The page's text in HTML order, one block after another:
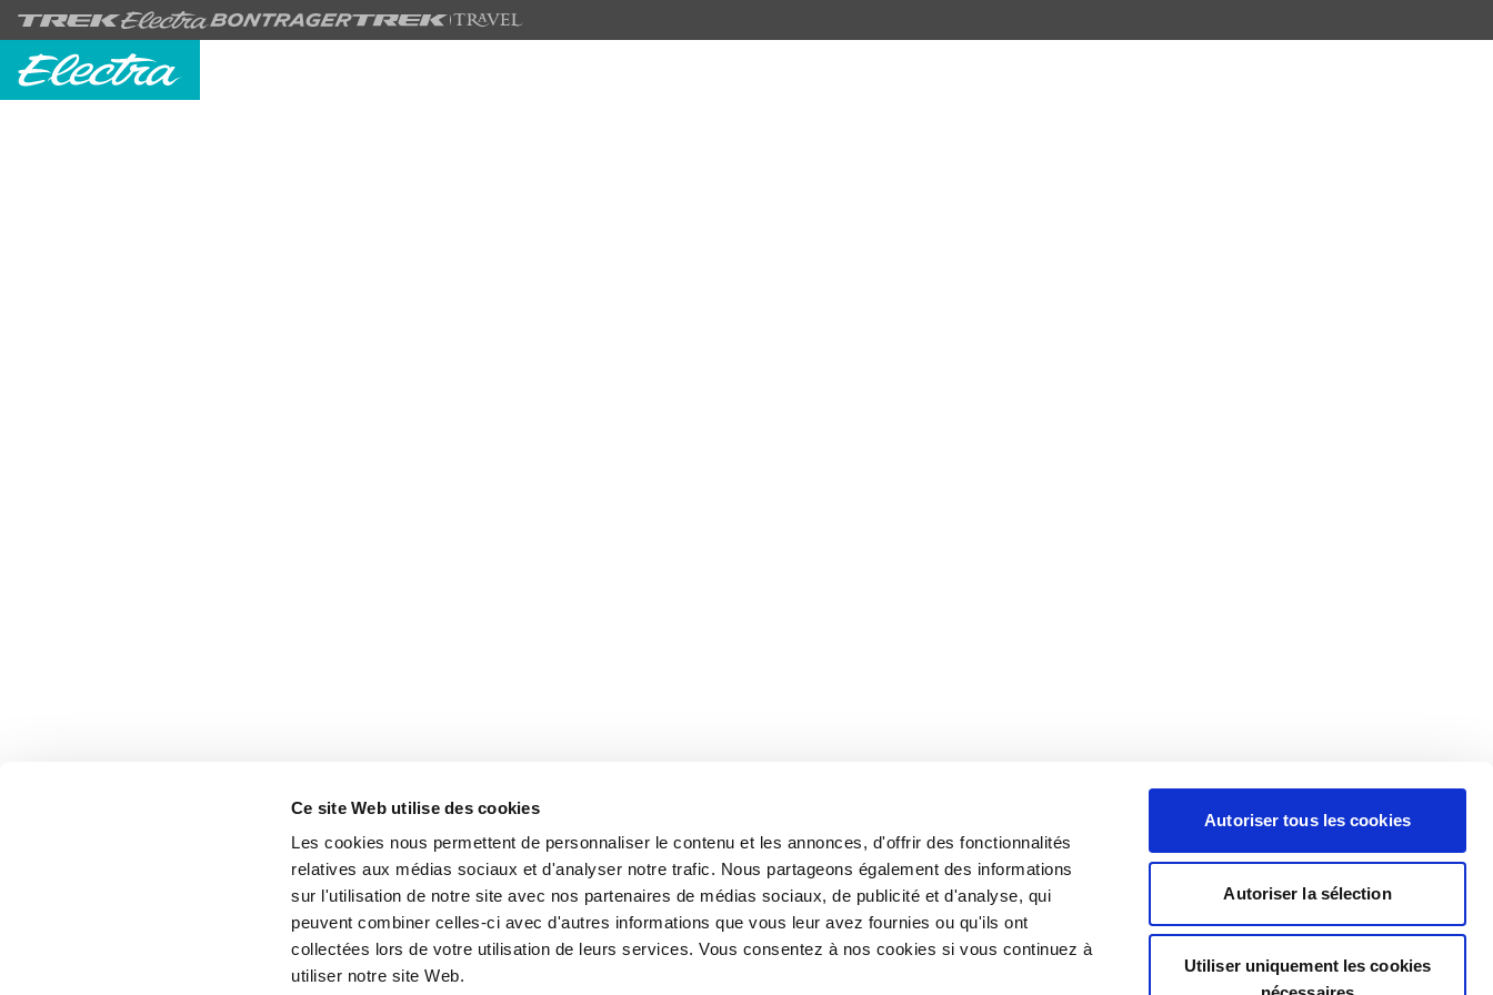
Ce site Web utilise des cookies
Les cookies nous permettent de personnaliser le contenu et les annonces, d'offrir des fonctionnalités
relatives aux médias sociaux et d'analyser notre trafic. Nous partageons également des informations
sur l'utilisation de notre site avec nos partenaires de médias sociaux, de publicité et d'analyse, qui
peuvent combiner celles-ci avec d'autres informations que vous leur avez fournies ou qu'ils ont
collectées lors de votre utilisation de leurs services. Vous consentez à nos cookies si vous continuez à
utiliser notre site Web.
Autoriser tous les cookies
Autoriser la sélection
Utiliser uniquement les cookies